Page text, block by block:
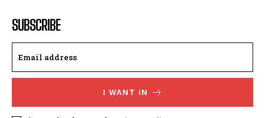
SUBSCRIBE
I WANT IN